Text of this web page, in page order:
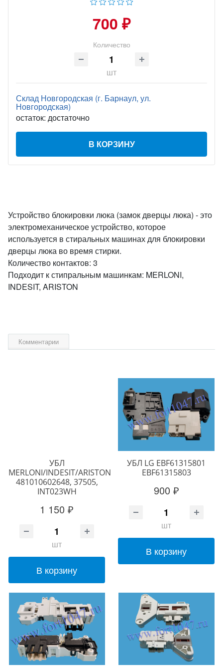
700 ₽
Количество
шт
Склад Новгородская (г. Барнаул, ул.
Новгородская)
остаток: достаточно
В КОРЗИНУ
Устройство блокировки люка (замок дверцы люка) - это
электромеханическое устройство, которое
используется в стиральных машинах для блокировки
дверцы люка во время стирки.
Количество контактов: 3
Подходит к стипральным машинкам: MERLONI,
INDESIT, ARISTON
Комментарии
УБЛ
MERLONI/INDESIT/ARISTON
481010602648, 37505,
INT023WH
1 150 ₽
шт
В корзину
УБЛ LG EBF61315801
EBF61315803
900 ₽
шт
В корзину